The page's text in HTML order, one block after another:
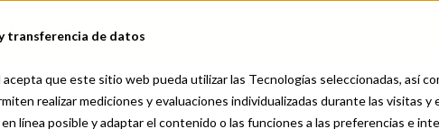
transferencia de datos
que este sitio web pueda utilizar las Tecnologías seleccionadas, así
realizar mediciones y evaluaciones individualizadas durante las visitas
línea posible y adaptar el contenido o las funciones a las preferencias e
DHL Pymes